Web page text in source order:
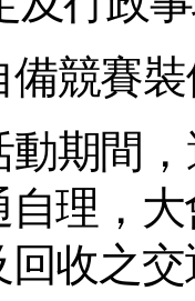
備競賽
動期間
自理，
回收之